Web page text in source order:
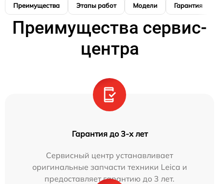
Преимущества Этапы работ Модели Гарантия
Преимущества сервис-
центра
Гарантия до 3-х лет
Сервисный центр устанавливает
оригинальные запчасти техники Leica и
предоставляет гарантию до 3 лет.